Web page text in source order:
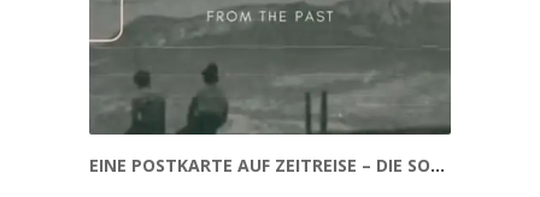
EINE POSTKARTE AUF ZEITREISE – DIE SOKOLEN EINER VERGANGENEN EPOCHE